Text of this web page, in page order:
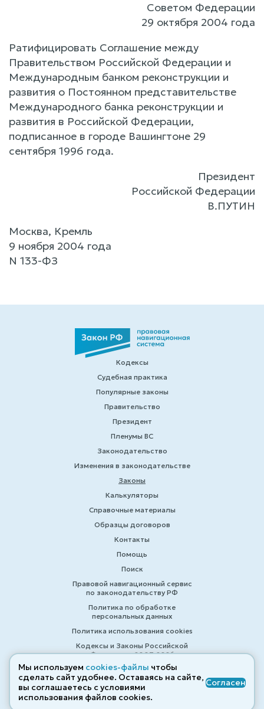
Советом Федерации
29 октября 2004 года
Ратифицировать Соглашение между
Правительством Российской Федерации и
Международным банком реконструкции и
развития о Постоянном представительстве
Международного банка реконструкции и
развития в Российской Федерации,
подписанное в городе Вашингтоне 29
сентября 1996 года.
Президент
Российской Федерации
В.ПУТИН
Москва, Кремль
9 ноября 2004 года
N 133-ФЗ
Кодексы
Судебная практика
Популярные законы
Правительство
Президент
Пленумы ВС
Законодательство
Изменения в законодательстве
Законы
Калькуляторы
Справочные материалы
Образцы договоров
Контакты
Помощь
Поиск
Правовой навигационный сервис
по законодательству РФ
Политика по обработке
персональных данных
Политика использования cookies
Кодексы и Законы Российской
Федерации 2007-2026
© ZAKONRF.INFO
Мы используем cookies-файлы чтобы
сделать сайт удобнее. Оставаясь на сайте,
вы соглашаетесь с условиями
использования файлов cооkies.
Согласен